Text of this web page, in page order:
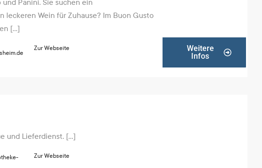
Panini. Sie suchen ein
leckeren Wein für Zuhause? Im Buon Gusto
[...]
Zur Webseite
Weitere
Infos
und Lieferdienst. [...]
Zur Webseite